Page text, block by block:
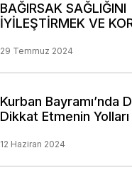
BAĞIRSAK SAĞLIĞINI
İYİLEŞTİRMEK VE
NOKTALAR
29 Temmuz 2024
Kurban Bayramı’nda
Dikkat Etmenin Yolları
12 Haziran 2024